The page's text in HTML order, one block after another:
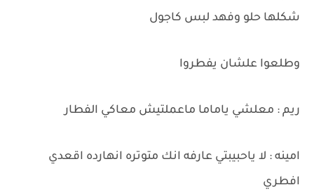
شكلها حلو وفهد لبس كاجول
وطلعوا علشان يفطروا
ريم : معلشي ياماما ماعملتيش معاكي الفطار
امينه : لا ياحبيبتي عارفه انك متوتره انهارده اقعدي
افطري